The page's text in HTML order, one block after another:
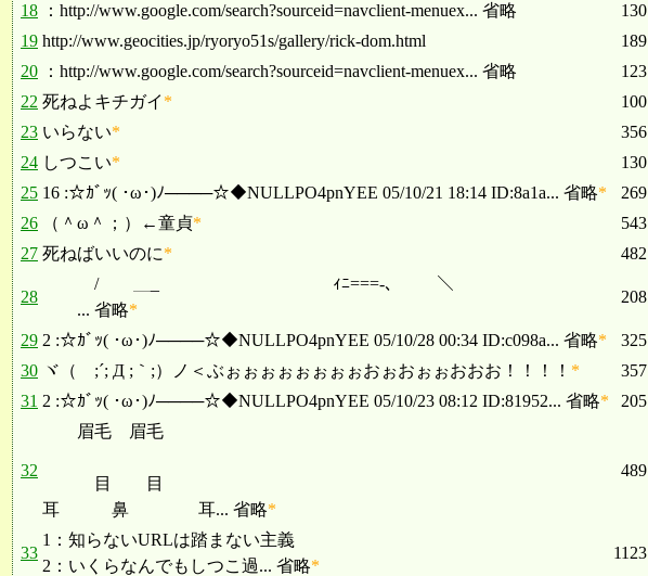
18
：http://www.google.com/search?sourceid=navclient-menuex... 省略 130
19 http://www.geocities.jp/ryoryo51s/gallery/rick-dom.html 189
20
：http://www.google.com/search?sourceid=navclient-menuex... 省略 123
22 死ねよキチガイ * 100
23 いらない* 356
24 しつこい* 130
25 16 :☆ｶﾞｯ( ･ω･)ﾉ────☆◆NULLPO4pnYEE 05/10/21 18:14 ID:8a1a... 省略* 269
26
（＾ω＾；）←童貞* 543
27 死ねばいいのに* 482
28
/ ＿_ ｨﾆ===-､ ＼
... 省略*
208
29 2 :☆ｶﾞｯ( ･ω･)ﾉ────☆◆NULLPO4pnYEE 05/10/28 00:34 ID:c098a... 省略* 325
30 ヾ（ ;´; Д ;｀;）ノ＜ぶぉぉぉぉぉぉぉぉおぉおぉぉおおお！！！！ * 357
31 2 :☆ｶﾞｯ( ･ω･)ﾉ────☆◆NULLPO4pnYEE 05/10/23 08:12 ID:81952... 省略* 205
32
眉毛 眉毛
目 目
耳 鼻 耳... 省略*
489
33
1：知らないURLは踏まない主義
2：いくらなんでもしつこ過... 省略*
1123